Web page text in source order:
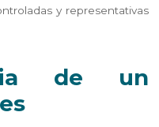
y representativas
de un